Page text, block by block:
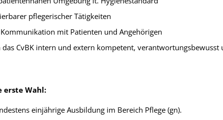
pflegerischer Tätigkeiten
mit Patienten und Angehörigen
das CvBK intern und extern kompetent, verantwortungsbewusst
erste Wahl:
einjährige Ausbildung im Bereich Pflege (gn).